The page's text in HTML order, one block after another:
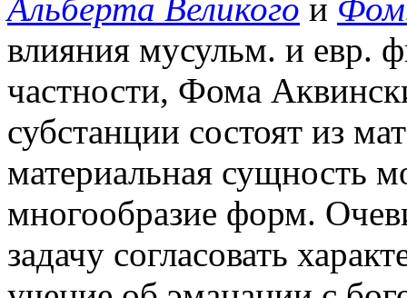
Альберта Великого и
влияния мусульм. и евр.
частности, Фома
субстанции состоят из
материальная сущность
многообразие форм.
задачу согласовать